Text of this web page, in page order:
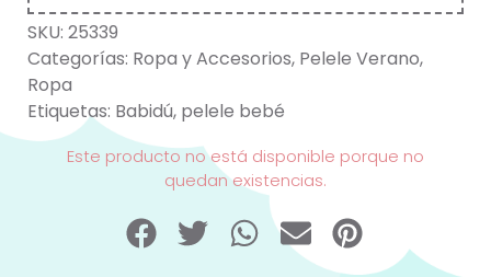
SKU: 25339
Categorías: Ropa y Accesorios, Pelele Verano,
Ropa
Etiquetas: Babidú, pelele bebé
Este producto no está disponible porque no
quedan existencias.